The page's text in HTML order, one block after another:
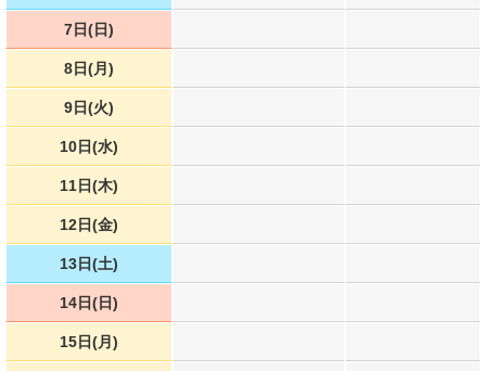
7日(日)
8日(月)
9日(火)
10日(水)
11日(木)
12日(金)
13日(土)
14日(日)
15日(月)